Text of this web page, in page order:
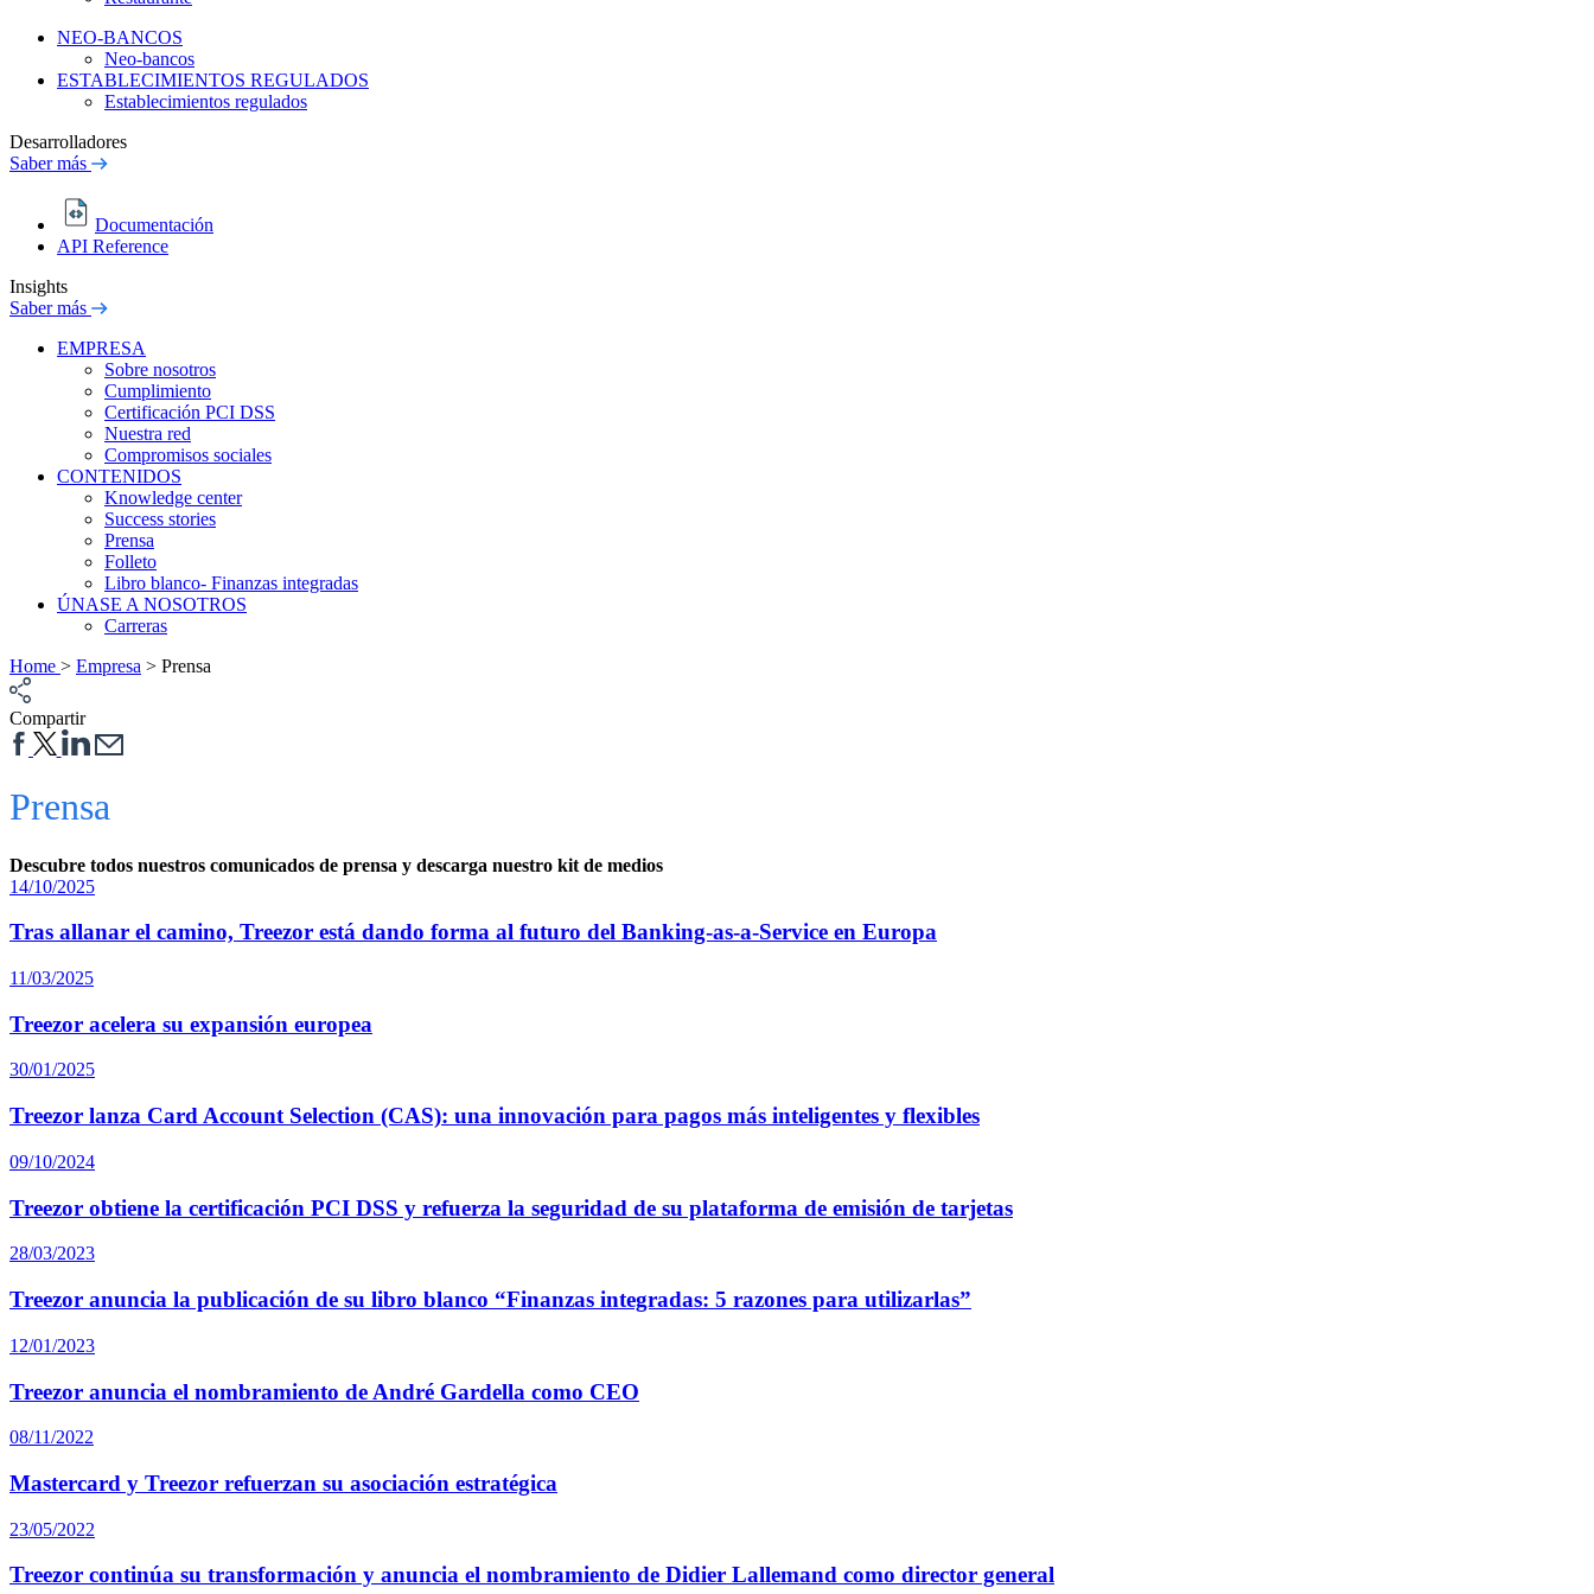
NEO-BANCOS
Neo-bancos
ESTABLECIMIENTOS REGULADOS
Establecimientos regulados
Desarrolladores
Saber más
Documentación
API Reference
Insights
Saber más
EMPRESA
Sobre nosotros
Cumplimiento
Certificación PCI DSS
Nuestra red
Compromisos sociales
CONTENIDOS
Knowledge center
Success stories
Prensa
Folleto
Libro blanco- Finanzas integradas
ÚNASE A NOSOTROS
Carreras
Home > Empresa > Prensa
Compartir
Prensa
Descubre todos nuestros comunicados de prensa y descarga nuestro kit de medios
14/10/2025
Tras allanar el camino, Treezor está dando forma al futuro del Banking-as-a-Service en Europa
11/03/2025
Treezor acelera su expansión europea
30/01/2025
Treezor lanza Card Account Selection (CAS): una innovación para pagos más inteligentes y flexibles
09/10/2024
Treezor obtiene la certificación PCI DSS y refuerza la seguridad de su plataforma de emisión de tarjetas
28/03/2023
Treezor anuncia la publicación de su libro blanco “Finanzas integradas: 5 razones para utilizarlas”
12/01/2023
Treezor anuncia el nombramiento de André Gardella como CEO
08/11/2022
Mastercard y Treezor refuerzan su asociación estratégica
23/05/2022
Treezor continúa su transformación y anuncia el nombramiento de Didier Lallemand como director general